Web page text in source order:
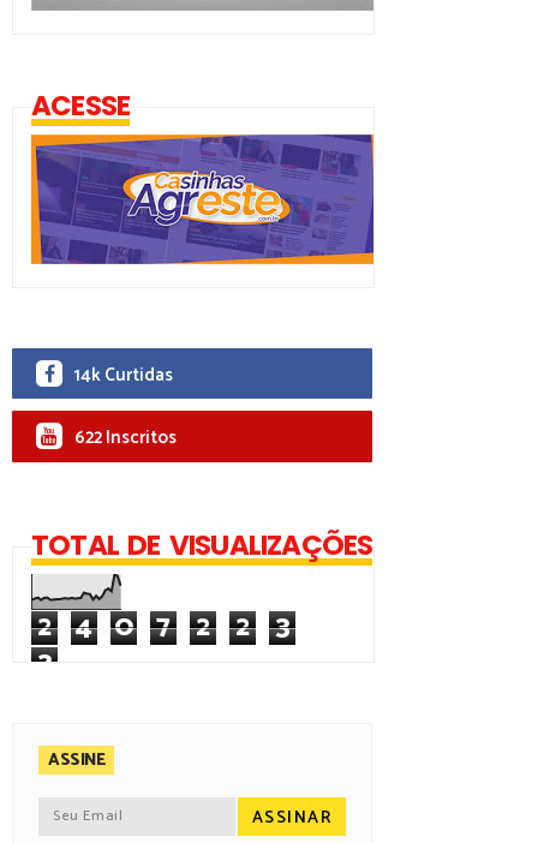
ACESSE
14k Curtidas
622 Inscritos
TOTAL DE VISUALIZAÇÕES
2 4 0 7 2 2 3
3
ASSINE